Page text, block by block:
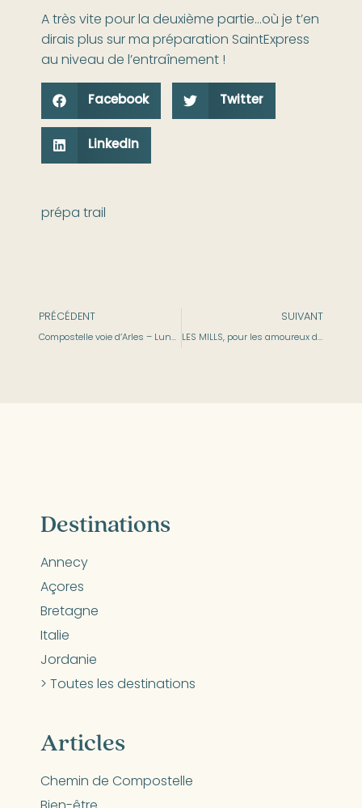
A très vite pour la deuxième partie…où je t’en
dirais plus sur ma préparation SaintExpress
au niveau de l’entraînement !
Facebook Twitter
LinkedIn
prépa trail
PRÉCÉDENT
Compostelle voie d’Arles – Lunas à Mècle
SUIVANT
LES MILLS, pour les amoureux du fitness | de Benoit Mallet
Destinations
Annecy
Açores
Bretagne
Italie
Jordanie
> Toutes les destinations
Articles
Chemin de Compostelle